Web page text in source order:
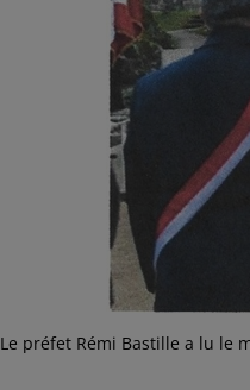
Le préfet Rémi Bastille a lu le